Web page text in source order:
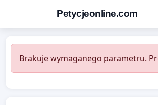
Petycjeonline.com
Brakuje wymaganego parametru.